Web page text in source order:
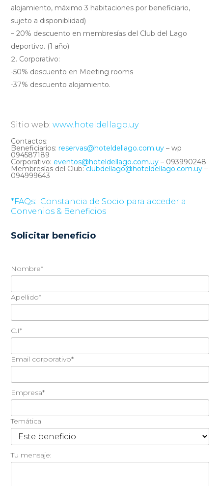
alojamiento, máximo 3 habitaciones por beneficiario,
sujeto a disponiblidad)
– 20% descuento en membresías del Club del Lago
deportivo. (1 año)
Corporativo:
-50% descuento en Meeting rooms
-37% descuento alojamiento.
Sitio web:www.hoteldellago.uy
Contactos:
Beneficiarios:reservas@hoteldellago.com.uy – wp
094587189
Corporativo: eventos@hoteldellago.com.uy – 093990248
Membresías del Club:clubdellago@hoteldellago.com.uy –
094999643
*FAQs: Constancia de Socio para acceder a
Convenios & Beneficios
Solicitar beneficio
Nombre*
Apellido*
C.I*
Email corporativo*
Empresa*
Temática
Tu mensaje: